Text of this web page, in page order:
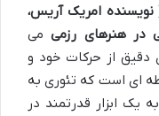
نویسنده امریک آریس،
در هنرهای رزمیمی
دقیق از حرکات خود و
ای است که تئوری به
یک ابزار قدرتمند در